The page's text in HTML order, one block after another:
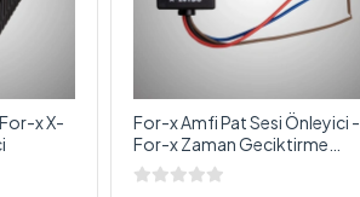
x X-
For-x Amfi Pat Sesi Önleyici -
For-x Zaman Geciktirme
Ünitesi